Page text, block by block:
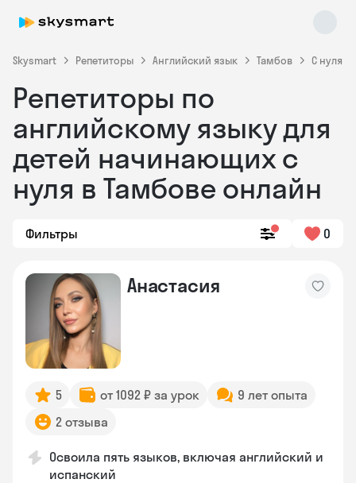
Skysmart Репетиторы Английский язык Тамбов С нуля
Репетиторы по
английскому языку для
детей начинающих с
нуля в Тамбове онлайн
Фильтры 0
Анастасия
5 от 1092 ₽ за урок
9 лет опыта
2 отзыва
Освоила пять языков, включая английский и
испанский